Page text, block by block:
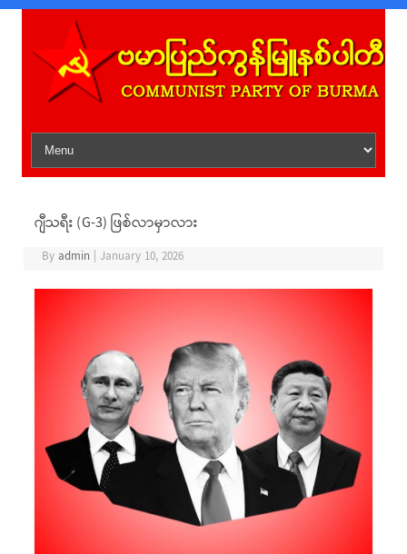
Skip to content
ဂျီသရီး (G-3) ဖြစ်လာမှာလား
Byadmin January 10, 2026